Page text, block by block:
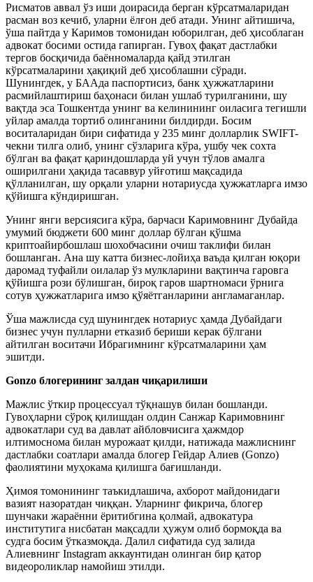
Рисматов аввал ўз иши доирасида берган кўрсатмаларидан
расман воз кечиб, уларни ёлғон деб атади. Унинг айтишича,
ўша пайтда у Каримов томонидан юборилган, деб ҳисоблаган
адвокат босими остида гапирган. Гувоҳ фақат дастлабки
тергов босқичида баённомаларда қайд этилган
кўрсатмаларини ҳақиқий деб ҳисоблашни сўради.
Шунингдек, у БААда паспортисиз, банк ҳужжатларини
расмийлаштириш баҳонаси билан ушлаб турилганини, шу
вақтда эса Тошкентда унинг ва келинининг оиласига тегишли
уйлар амалда тортиб олинганини билдирди. Босим
воситаларидан бири сифатида у 235 минг долларлик SWIFT-
чекни тилга олиб, унинг сўзларига кўра, ушбу чек сохта
бўлган ва фақат қариндошларда уй учун тўлов амалга
оширилгани ҳақида тасаввур уйғотиш мақсадида
қўлланилган, шу орқали уларни нотариусда ҳужжатларга имзо
қўйишга кўндиришган.
Унинг янги версиясига кўра, барчаси Каримовнинг Дубайда
умумий бюджети 600 минг доллар бўлган қўшма
криптоайирбошлаш шохобчасини очиш таклифи билан
бошланган. Ана шу катта бизнес-лойиҳа ваъда қилган юқори
даромад туфайли оилалар ўз мулкларини вақтинча гаровга
қўйишга рози бўлишган, бироқ гаров шартномаси ўрнига
сотув ҳужжатларига имзо қўяётганларини англамаганлар.
Ўша мажлисда суд шунингдек нотариус ҳамда Дубайдаги
бизнес учун пулларни етказиб бериши керак бўлгани
айтилган воситачи Ибрагимнинг кўрсатмаларини ҳам
эшитди.
Gonzo блогерининг залдан чиқарилиши
Мажлис ўткир процессуал тўқнашув билан бошланди.
Гувоҳларни сўроқ қилишдан олдин Санжар Каримовнинг
адвокатлари суд ва давлат айбловчисига ҳажмдор
илтимоснома билан мурожаат қилди, натижада мажлиснинг
дастлабки соатлари амалда блогер Гейдар Алиев (Gonzo)
фаолиятини муҳокама қилишга бағишланди.
Ҳимоя томонининг таъкидлашича, ахборот майдонидаги
вазият назоратдан чиққан. Уларнинг фикрича, блогер
шунчаки жараённи ёритибгина қолмай, адвокатура
институтига нисбатан мақсадли ҳужум олиб бормоқда ва
судга босим ўтказмоқда. Далил сифатида суд залида
Алиевнинг Instagram аккаунтидан олинган бир қатор
видеороликлар намойиш этилди.